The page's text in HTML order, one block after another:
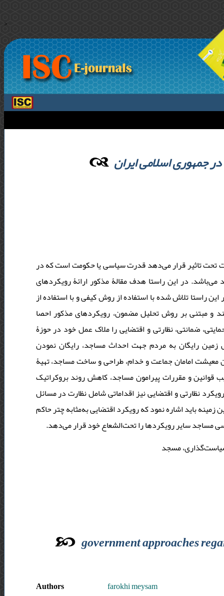
>
جمهوری اسلامی ایران
تحت تاثیر قرار می‌دهد قدرت سیاسی یا حکومت است که در
در این راستا هدف مقالۀ مذکور ارائۀ رویکردهای
راستا تلاش شده با استفاده از روش کیفی و با استفاده از
و مبتنی بر روش تحلیل مضمون، رویکردهای مذکور احصا
ضمانتی، نظارتی و اقتضایی را ملاک عمل خود در حوزۀ
رایگان به مردم جهت احداث مساجد، رایگان نمودن
معیشت امامان جماعت و خدام، طراحی و ساخت مساجد، تهیۀ
قوانین و مقررات پیرامون مساجد، کاهش روند بروکراتیک
نظارتی و اقتضایی نیز اقداماتی شامل نظارت در مسائل
باید اشاره نمود که رویکرد اقتضایی به‌مثابه چتر حاکم
مساجد سایر رویکردها را تحت‌الشعاع خود قرار می‌دهد.
مسجد
government approaches
Authors
farokhi meysam